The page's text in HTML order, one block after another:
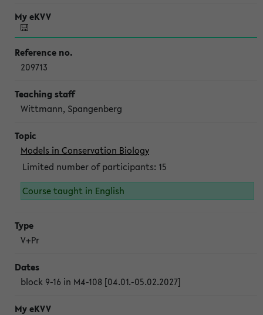
209713
Wittmann, Spangenberg
Models in Conservation Biology
Limited number of participants: 15
Course taught in English
V+Pr
block 9-16 in M4-108 [04.01.-05.02.2027]